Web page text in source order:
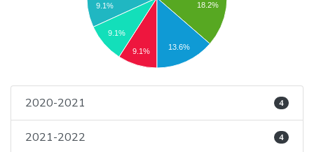
18.2%
9.1%
9.1%
9.1%
13.6%
2020-2021 4
2021-2022 4